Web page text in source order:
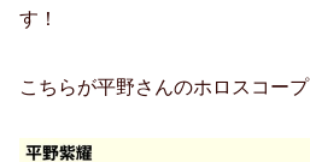
す！
こちらが平野さんのホロスコープ